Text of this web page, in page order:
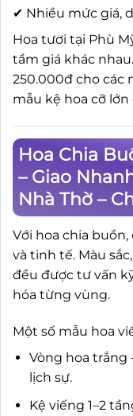
✔ Nhiều mức giá,
Hoa tươi tại Phù
tầm giá khác
250.000đ cho các
mẫu kệ hoa cỡ
Hoa Chia
– Giao
Nhà Thờ –
Với hoa chia
và tinh tế. Màu
đều được tư vấn
hóa từng vùng.
Một số mẫu hoa
Vòng hoa
lịch sự.
Kệ viếng 1–2